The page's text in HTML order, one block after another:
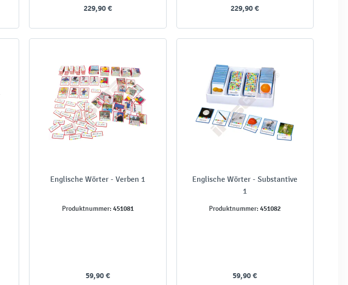
229,90 € 229,90 €
Englische Wörter - Verben 1
Produktnummer: 451081
59,90 €
Englische Wörter - Substantive
1
Produktnummer: 451082
59,90 €